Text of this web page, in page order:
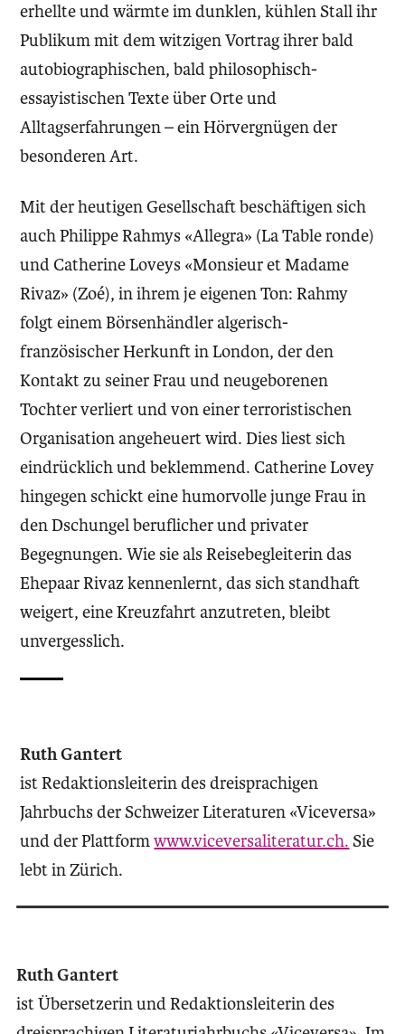
erhellte und wärmte im dunklen, kühlen Stall ihr
Publikum mit dem witzigen Vortrag ihrer bald
autobiographischen, bald philosophisch-
essayistischen Texte über Orte und
Alltagserfahrungen – ein Hörvergnügen der
besonderen Art.
Mit der heutigen Gesellschaft beschäftigen sich
auch Philippe Rahmys «Allegra» (La Table ronde)
und Catherine Loveys «Monsieur et Madame
Rivaz» (Zoé), in ihrem je eigenen Ton: Rahmy
folgt einem Börsenhändler algerisch-
französischer Herkunft in London, der den
Kontakt zu seiner Frau und neugeborenen
Tochter verliert und von einer terroristischen
Organisation angeheuert wird. Dies liest sich
eindrücklich und beklemmend. Catherine Lovey
hingegen schickt eine humorvolle junge Frau in
den Dschungel beruflicher und privater
Begegnungen. Wie sie als Reisebegleiterin das
Ehepaar Rivaz kennenlernt, das sich standhaft
weigert, eine Kreuzfahrt anzutreten, bleibt
unvergesslich.
Ruth Gantert
ist Redaktionsleiterin des dreisprachigen
Jahrbuchs der Schweizer Literaturen «Viceversa»
und der Plattformwww.viceversaliteratur.ch. Sie
lebt in Zürich.
Ruth Gantert
ist Übersetzerin und Redaktionsleiterin des